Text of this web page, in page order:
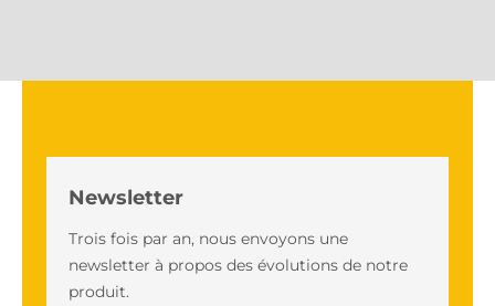
Newsletter
Trois fois par an, nous envoyons une
newsletter à propos des évolutions de notre
produit.